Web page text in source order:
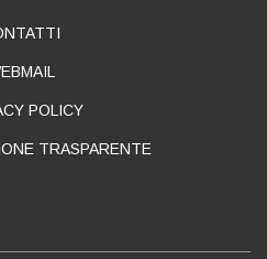
POLICY
TRASPARENTE